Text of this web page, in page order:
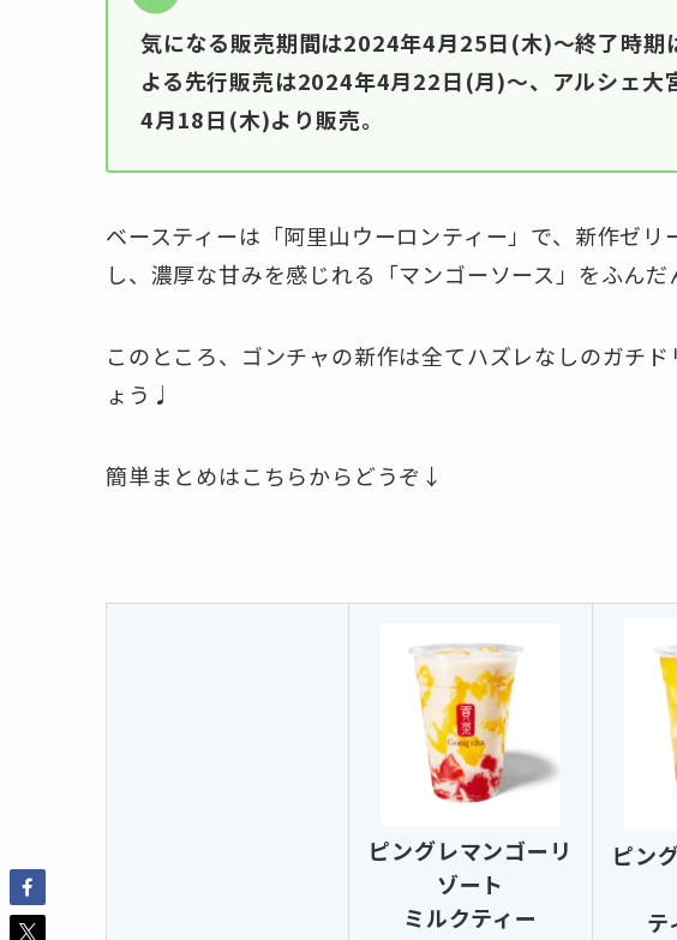
気になる販売期間は2024年4月25日(木)～終了時期
よる先行販売は2024年4月22日(月)〜、アルシェ大
4月18日(木)より販売。
ベースティーは「阿里山ウーロンティー」で、新作ゼ
し、濃厚な甘みを感じれる「マンゴーソース」をふんだ
このところ、ゴンチャの新作は全てハズレなしのガチ
ょう♩
簡単まとめはこちらからどうぞ↓
ピングレマンゴーリ
ゾート
ミルクティー
ピン
テ